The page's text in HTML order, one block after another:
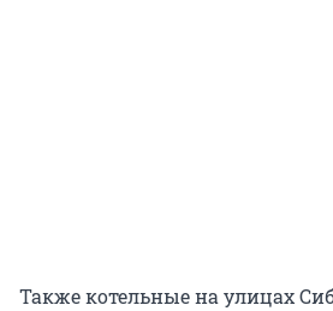
Также котельные на улицах